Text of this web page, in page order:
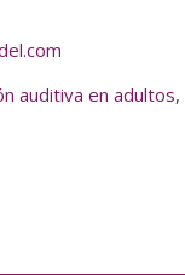
auditiva en adultos,